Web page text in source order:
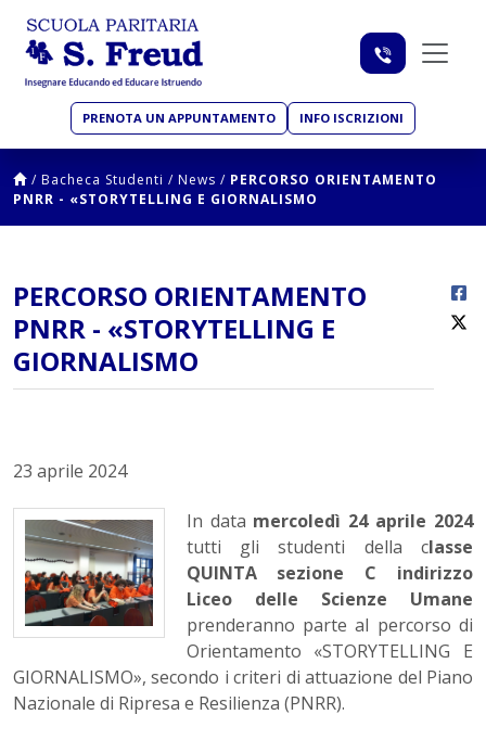
PRENOTA UN APPUNTAMENTO INFO ISCRIZIONI
/ Bacheca Studenti / News / PERCORSO ORIENTAMENTO
PNRR - «STORYTELLING E GIORNALISMO
PERCORSO ORIENTAMENTO
PNRR - «STORYTELLING E
GIORNALISMO
23 aprile 2024
In data mercoledì 24 aprile 2024
tutti gli studenti della classe
QUINTA sezione C indirizzo
Liceo delle Scienze Umane
prenderanno parte al percorso di
Orientamento «STORYTELLING E
GIORNALISMO», secondo i criteri di attuazione del Piano
Nazionale di Ripresa e Resilienza (PNRR).